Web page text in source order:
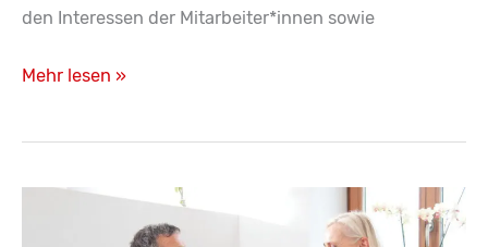
den Interessen der Mitarbeiter*innen sowie
Die
muss
Mehr lesen »